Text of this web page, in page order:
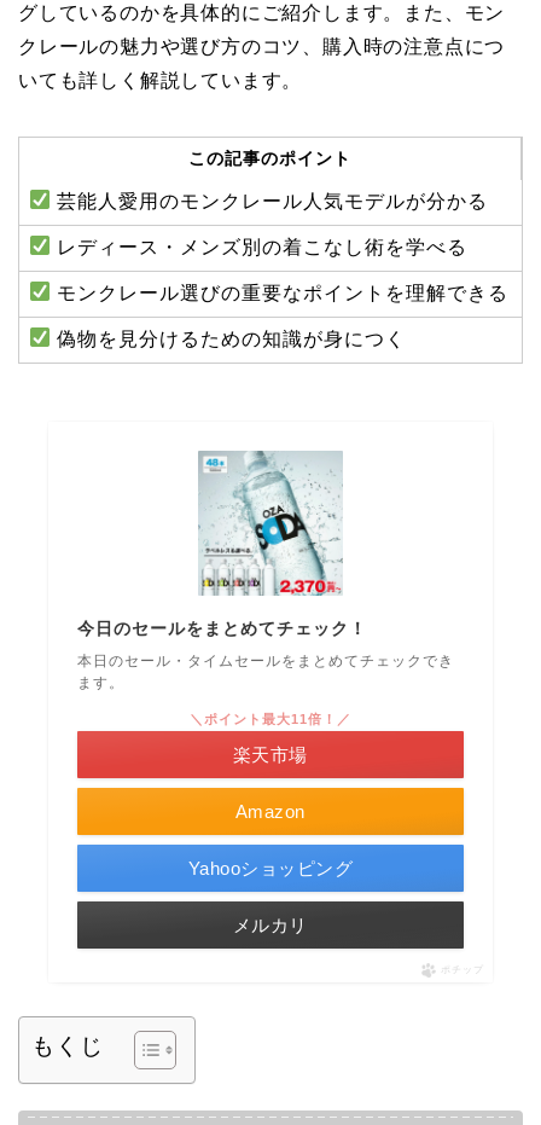
グしているのかを具体的にご紹介します。また、モン
クレールの魅力や選び方のコツ、購入時の注意点につ
いても詳しく解説しています。
この記事のポイント
芸能人愛用のモンクレール人気モデルが分かる
レディース・メンズ別の着こなし術を学べる
モンクレール選びの重要なポイントを理解できる
偽物を見分けるための知識が身につく
今日のセールをまとめてチェック！
本日のセール・タイムセールをまとめてチェックでき
ます。
Amazon
＼ポイント最大11倍！／
楽天市場
Yahooショッピング
メルカリ
ポチップ
もくじ